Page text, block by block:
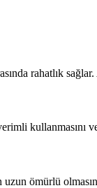
rahatlık
kullanmasını
ömürlü